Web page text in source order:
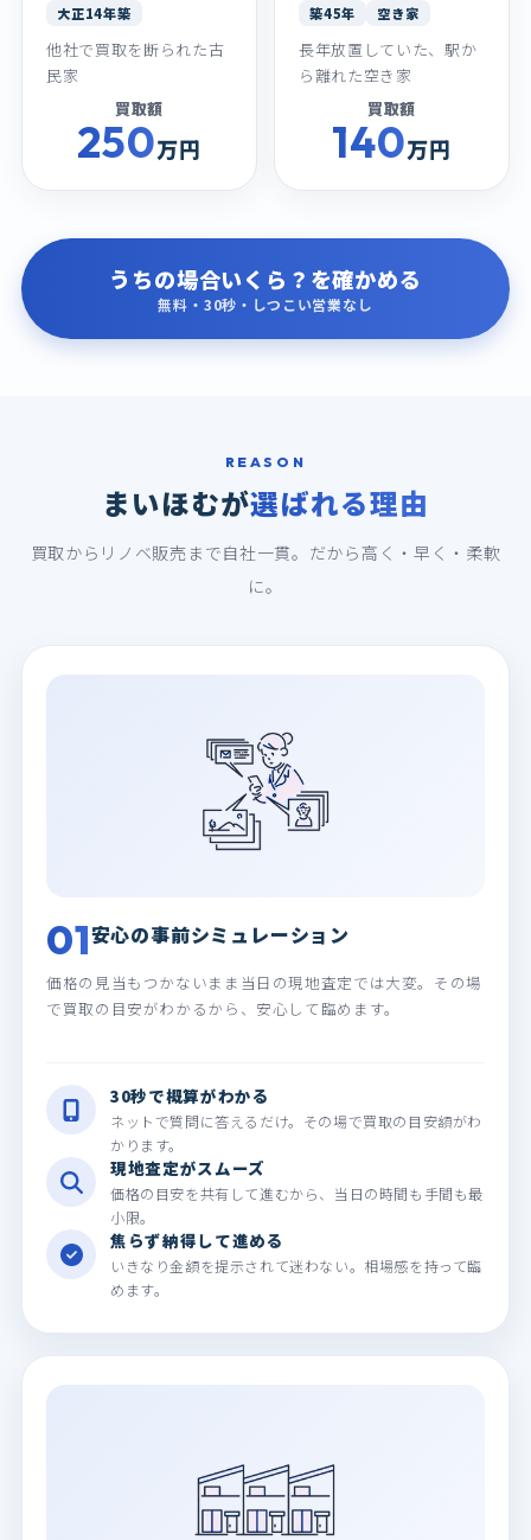
大正14年築
他社で買取を断られた古
民家
買取額
250万円
築45年 空き家
長年放置していた、駅か
ら離れた空き家
買取額
140万円
うちの場合いくら？を確かめる
無料・30秒・しつこい営業なし
REASON
まいほむが選ばれる理由
買取からリノベ販売まで自社一貫。だから高く・早く・柔軟
に。
01安心の事前シミュレーション
価格の見当もつかないまま当日の現地査定では大変。その場
で買取の目安がわかるから、安心して臨めます。
30秒で概算がわかる
ネットで質問に答えるだけ。その場で買取の目安額がわ
かります。
現地査定がスムーズ
価格の目安を共有して進むから、当日の時間も手間も最
小限。
焦らず納得して進める
いきなり金額を提示されて迷わない。相場感を持って臨
めます。